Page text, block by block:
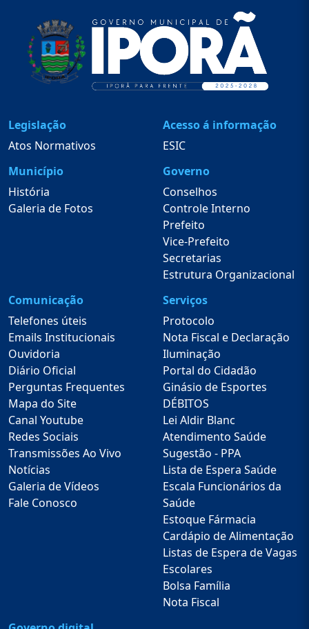
Legislação
Atos Normativos
Acesso á informação
ESIC
Município
História
Galeria de Fotos
Governo
Conselhos
Controle Interno
Prefeito
Vice-Prefeito
Secretarias
Estrutura Organizacional
Comunicação
Telefones úteis
Emails Institucionais
Ouvidoria
Diário Oficial
Perguntas Frequentes
Mapa do Site
Canal Youtube
Redes Sociais
Transmissões Ao Vivo
Notícias
Galeria de Vídeos
Fale Conosco
Serviços
Protocolo
Nota Fiscal e Declaração
Iluminação
Portal do Cidadão
Ginásio de Esportes
DÉBITOS
Lei Aldir Blanc
Atendimento Saúde
Sugestão - PPA
Lista de Espera Saúde
Escala Funcionários da
Saúde
Estoque Fármacia
Cardápio de Alimentação
Listas de Espera de Vagas
Escolares
Bolsa Família
Nota Fiscal